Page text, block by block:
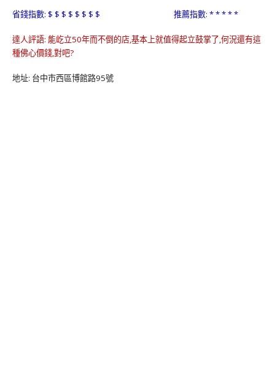
省錢指數: $ $ $ $ $ $ $ $ 推薦指數: * * * * *
達人評語: 能屹立50年而不倒的店,基本上就值得起立鼓掌了,何況還有這
種佛心價錢,對吧?
地址: 台中市西區博館路95號